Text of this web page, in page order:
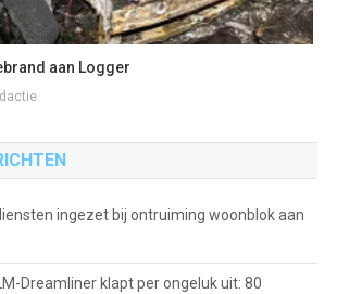
aan Logger
ingezet bij ontruiming woonblok aan
Dreamliner klapt per ongeluk uit: 80